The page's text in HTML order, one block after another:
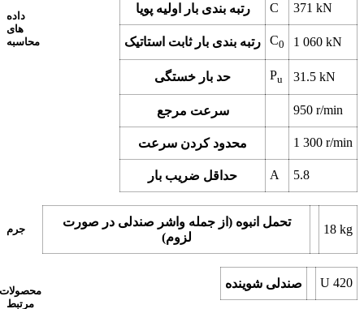
داده
های
محاسبه
رتبه بندی بار اولیه پویا C 371 kN
رتبه بندی بار ثابت استاتیک C0 1 060 kN
حد بار خستگی Pu 31.5 kN
سرعت مرجع 950 r/min
محدود کردن سرعت 1 300 r/min
حداقل ضریب بار A 5.8
جرم
تحمل انبوه (از جمله واشر صندلی در صورت
لزوم)
18 kg
محصولات
مرتبط
صندلی شوینده U 420